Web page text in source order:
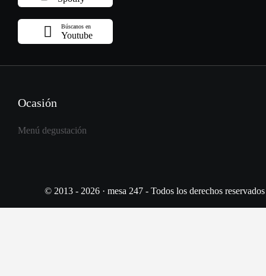
Búscanos en
Youtube
Ocasión
Menú degustación
© 2013 - 2026 · mesa 247 - Todos los derechos reservados